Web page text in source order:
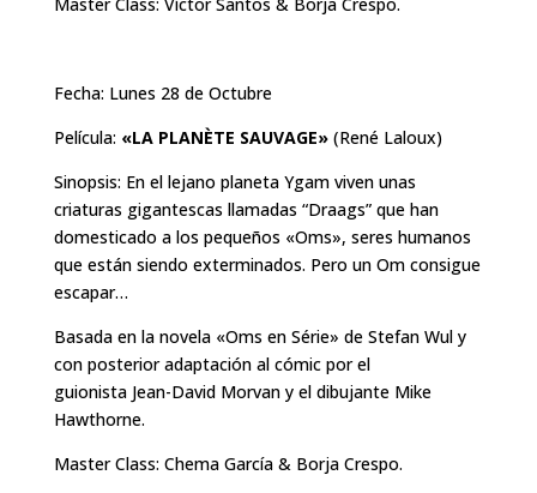
Fecha: Lunes 28 de Octubre
Película: «LA PLANÈTE SAUVAGE» (René Laloux)
Sinopsis: En el lejano planeta Ygam viven unas
criaturas gigantescas llamadas “Draags” que han
domesticado a los pequeños «Oms», seres humanos
que están siendo exterminados. Pero un Om consigue
escapar…
Basada en la novela «Oms en Série» de Stefan Wul y
con posterior adaptación al cómic por el
guionista Jean-David Morvan y el dibujante Mike
Hawthorne.
Master Class: Chema García & Borja Crespo.